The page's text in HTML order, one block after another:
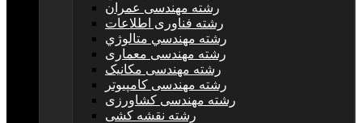
رشته مهندسی عمران
رشته فناوری اطلاعات
رشته مهندسي متالوژي
رشته مهندسی معماری
رشته مهندسی مکانیک
رشته مهندسی کامپیوتر
رشته مهندسی کشاورزی
رشته نقشه کشی